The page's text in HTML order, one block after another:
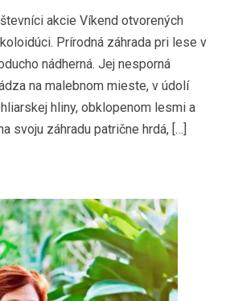
akcie Víkend otvorených
Prírodná záhrada pri lese v
nádherná. Jej nesporná
na malebnom mieste, v údolí
hliny, obklopenom lesmi a
svoju záhradu patrične hrdá, […]